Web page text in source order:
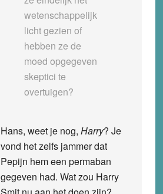
wetenschappelijk
licht gezien of
hebben ze de
moed opgegeven
skeptici te
overtuigen?
Hans, weet je nog, Harry? Je
vond het zelfs jammer dat
Pepijn hem een permaban
gegeven had. Wat zou Harry